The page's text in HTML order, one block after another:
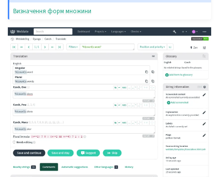
Визначення форм множини